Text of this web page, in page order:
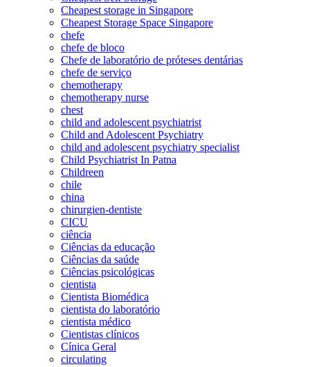
Cheapest storage in Singapore
Cheapest Storage Space Singapore
chefe
chefe de bloco
Chefe de laboratório de próteses dentárias
chefe de serviço
chemotherapy
chemotherapy nurse
chest
child and adolescent psychiatrist
Child and Adolescent Psychiatry
child and adolescent psychiatry specialist
Child Psychiatrist In Patna
Childreen
chile
china
chirurgien-dentiste
CICU
ciência
Ciências da educação
Ciências da saúde
Ciências psicológicas
cientista
Cientista Biomédica
cientista do laboratório
cientista médico
Cientistas clínicos
Cínica Geral
circulating